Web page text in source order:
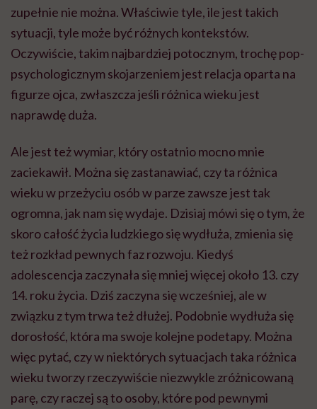
zupełnie nie można. Właściwie tyle, ile jest takich
sytuacji, tyle może być różnych kontekstów.
Oczywiście, takim najbardziej potocznym, trochę pop-
psychologicznym skojarzeniem jest relacja oparta na
figurze ojca, zwłaszcza jeśli różnica wieku jest
naprawdę duża.
Ale jest też wymiar, który ostatnio mocno mnie
zaciekawił. Można się zastanawiać, czy ta różnica
wieku w przeżyciu osób w parze zawsze jest tak
ogromna, jak nam się wydaje. Dzisiaj mówi się o tym, że
skoro całość życia ludzkiego się wydłuża, zmienia się
też rozkład pewnych faz rozwoju. Kiedyś
adolescencja zaczynała się mniej więcej około 13. czy
14. roku życia. Dziś zaczyna się wcześniej, ale w
związku z tym trwa też dłużej. Podobnie wydłuża się
dorosłość, która ma swoje kolejne podetapy. Można
więc pytać, czy w niektórych sytuacjach taka różnica
wieku tworzy rzeczywiście niezwykle zróżnicowaną
parę, czy raczej są to osoby, które pod pewnymi